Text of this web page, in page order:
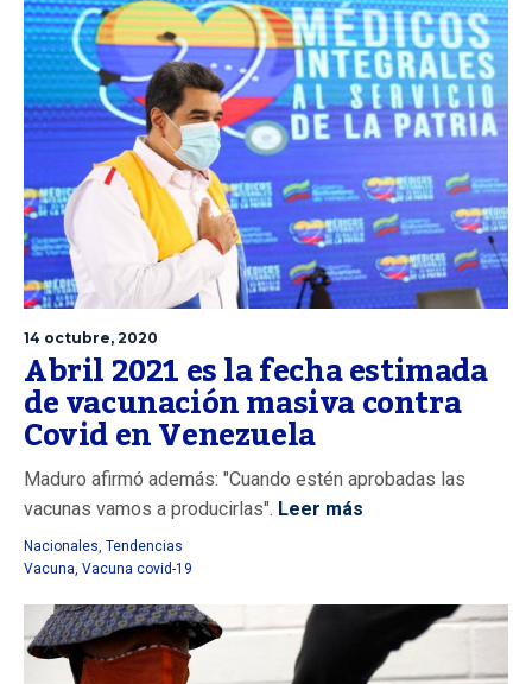
14 octubre, 2020
Abril 2021 es la fecha estimada
de vacunación masiva contra
Covid en Venezuela
Maduro afirmó además: "Cuando estén aprobadas las
vacunas vamos a producirlas". Leer más
Nacionales, Tendencias
Vacuna, Vacuna covid-19